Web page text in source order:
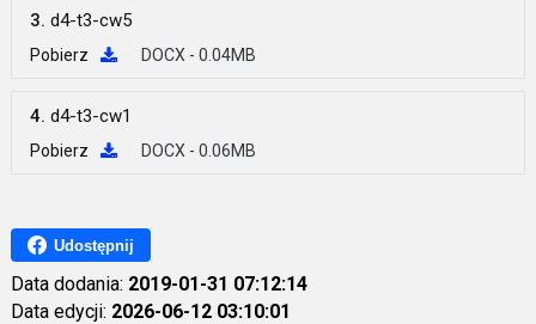
3. d4-t3-cw5
Pobierz DOCX - 0.04MB
4. d4-t3-cw1
Pobierz DOCX - 0.06MB
Udostępnij
Data dodania: 2019-01-31 07:12:14
Data edycji: 2026-06-12 03:10:01